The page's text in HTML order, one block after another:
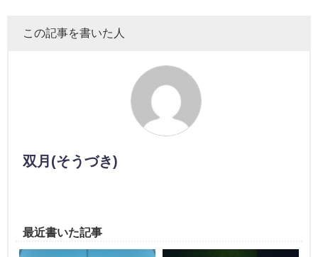
この記事を書いた人
双月(そうづき)
最近書いた記事